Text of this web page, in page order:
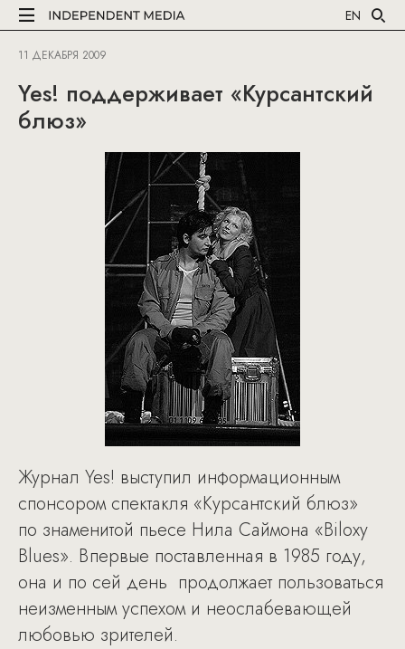
EN
11 ДЕКАБРЯ 2009
Yes! поддерживает «Курсантский
блюз»
Журнал Yes! выступил информационным
спонсором спектакля «Курсантский блюз»
по знаменитой пьесе Нила Саймона «Biloxy
Blues». Впервые поставленная в 1985 году,
она и по сей день продолжает пользоваться
неизменным успехом и неослабевающей
любовью зрителей.